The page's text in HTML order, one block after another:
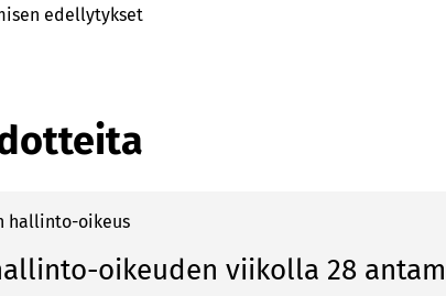
edellytykset
hallinto-oikeus
oikeuden viikolla 28